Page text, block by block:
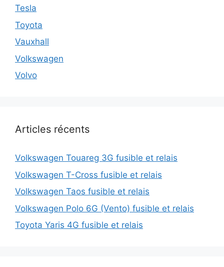
Tesla
Toyota
Vauxhall
Volkswagen
Volvo
Articles récents
Volkswagen Touareg 3G fusible et relais
Volkswagen T-Cross fusible et relais
Volkswagen Taos fusible et relais
Volkswagen Polo 6G (Vento) fusible et relais
Toyota Yaris 4G fusible et relais